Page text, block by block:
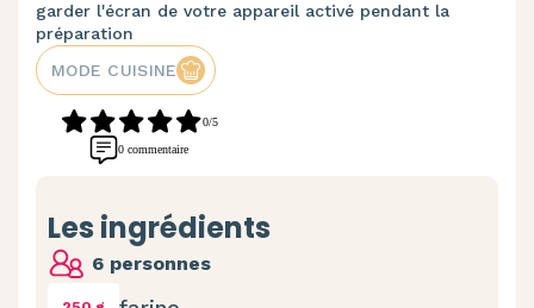
garder l'écran de votre appareil activé pendant la
préparation
MODE CUISINE
0/5
0 commentaire
Les ingrédients
6 personnes